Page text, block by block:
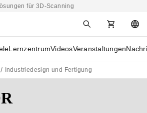
für 3D-Scanning
LernzentrumVideosVeranstaltungen
Industriedesign und Fertigung